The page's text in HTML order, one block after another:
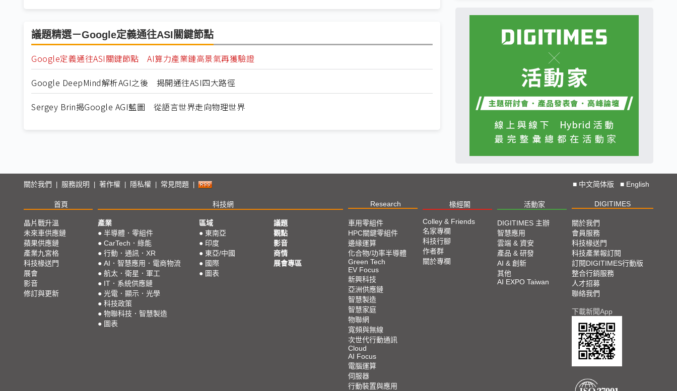
議題精選－Google定義通往ASI關鍵節點
Google定義通往ASI關鍵節點 AI算力產業鏈高景氣再獲驗證
Google DeepMind解析AGI之後 揭開通往ASI四大路徑
Sergey Brin揭Google AGI藍圖 從語言世界走向物理世界
關於我們 服務說明 著作權 隱私權 常見問題 ■ 中文简体版 ■ English
首頁 科技網 Research 椽經閣 活動家 DIGITIMES
晶片戰升溫
未來車供應鏈
蘋果供應鏈
產業九宮格
科技椽送門
展會
影音
修訂與更新
產業
● 半導體．零組件
● CarTech．綠能
● 行動．通訊．XR
● AI．智慧應用．電商物流
● 航太．衛星．軍工
● IT．系統供應鏈
● 光電．顯示．光學
● 科技政策
● 物聯科技．智慧製造
● 圖表
區域
● 東南亞
● 印度
● 東亞/中國
● 國際
● 圖表
議題
觀點
影音
商情
展會專區
車用零組件
HPC關鍵零組件
邊緣運算
化合物/功率半導體
Green Tech
EV Focus
新興科技
亞洲供應鏈
智慧製造
智慧家庭
物聯網
寬頻與無線
次世代行動通訊
Cloud
AI Focus
電腦運算
伺服器
行動裝置與應用
Colley & Friends
名家專欄
科技行腳
作者群
關於專欄
DIGITIMES 主辦
智慧應用
雲端 & 資安
產品 & 研發
AI & 創新
其他
AI EXPO Taiwan
關於我們
會員服務
科技椽送門
科技產業報訂閱
訂閱DIGITIMES行動版
整合行銷服務
人才招募
聯絡我們
下載新聞App